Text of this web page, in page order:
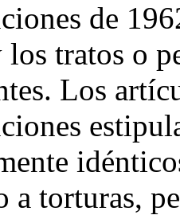
de
tratos o
Los
a torturas,